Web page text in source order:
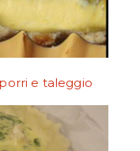
e taleggio